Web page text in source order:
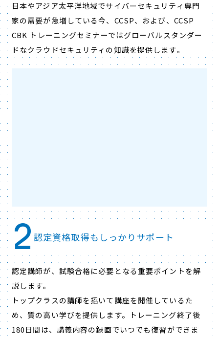
日本やアジア太平洋地域でサイバーセキュリティ専門
家の需要が急増している今、CCSP、および、CCSP
CBK トレーニングセミナーではグローバルスタンダー
ドなクラウドセキュリティの知識を提供します。
2 認定資格取得もしっかりサポート
認定講師が、試験合格に必要となる重要ポイントを解
説します。
トップクラスの講師を招いて講座を開催しているた
め、質の高い学びを提供します。トレーニング終了後
180日間は、講義内容の録画でいつでも復習ができま